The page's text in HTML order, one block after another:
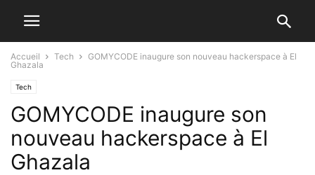
Accueil Tech
GOMYCODE inaugure son nouveau hackerspace à El
Ghazala
Tech
GOMYCODE inaugure son
nouveau hackerspace à El
Ghazala